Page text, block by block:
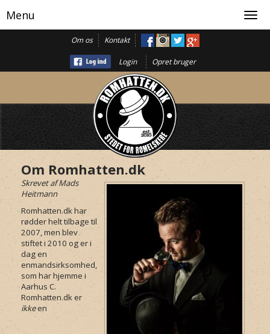
Om os Kontakt
Login Opret bruger
Menu
Om Romhatten.dk
Skrevet af Mads
Heitmann
Romhatten.dk har
rødder helt tilbage til
2007, men blev
stiftet i 2010 og er i
dag en
enmandsirksomhed,
som har hjemme i
Aarhus C.
Romhatten.dk er
ikkeen